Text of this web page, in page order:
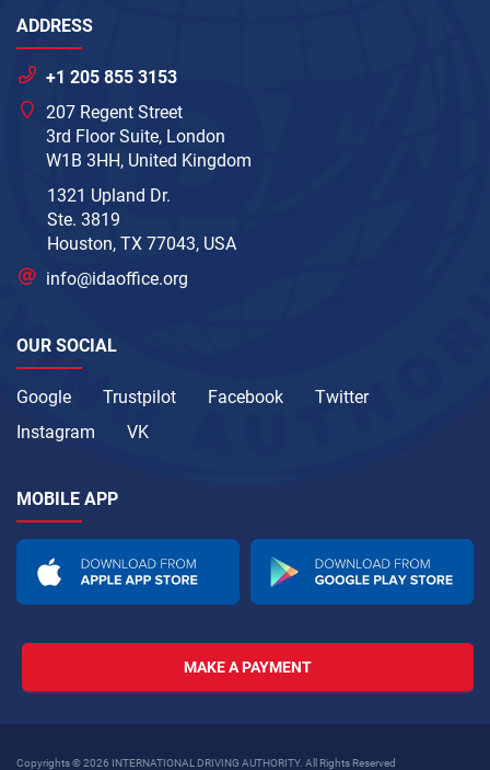
ADDRESS
+1 205 855 3153
207 Regent Street
3rd Floor Suite, London
W1B 3HH, United Kingdom
1321 Upland Dr.
Ste. 3819
Houston, TX 77043, USA
info@idaoffice.org
OUR SOCIAL
Google Trustpilot Facebook
Twitter
Instagram
VK
MOBILE APP
MAKE A PAYMENT
Copyrights © 2026 INTERNATIONAL DRIVING AUTHORITY. All Rights Reserved